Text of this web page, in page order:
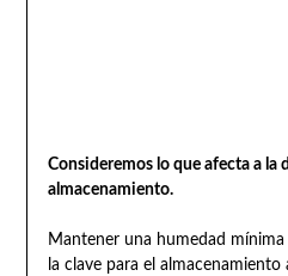
Consideremos lo que afecta a la
almacenamiento.
Mantener una humedad
la clave para el almacenamiento